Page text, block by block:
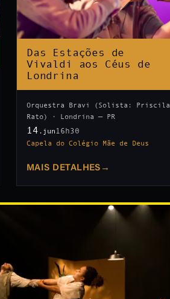
Das Estações de
Vivaldi aos Céus de
Londrina
Orquestra Bravi (Solista: Priscila
Rato) · Londrina — PR
14 .jun 16h30
Capela do Colégio Mãe de Deus
MAIS DETALHES →